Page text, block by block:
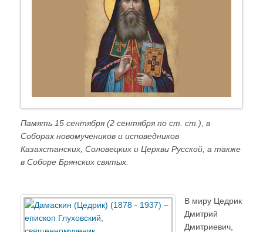
Память 15 сентября (2 сентября по ст. ст.), в
Соборах новомучеников и исповедников
Казахстанских, Соловецких и Церкви Русской, а также
в Соборе Брянских святых.
В миру Цедрик
Дмитрий
Дмитриевич,